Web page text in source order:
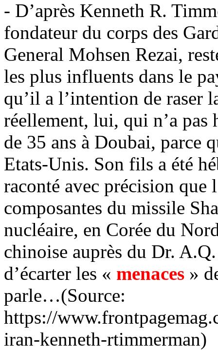
- D’après Kenneth R.
fondateur du corps des
General Mohsen Rezai,
les plus influents dans le
qu’il a l’intention de raser
réellement, lui, qui n’a pas
de 35 ans à Doubai, parce
Etats-Unis. Son fils a été
raconté avec précision que
composantes du missile
nucléaire, en Corée du
chinoise auprès du Dr.
d’écarter les « menaces »
parle…(Source:
https://
iran-kenneth-rtimmerman)